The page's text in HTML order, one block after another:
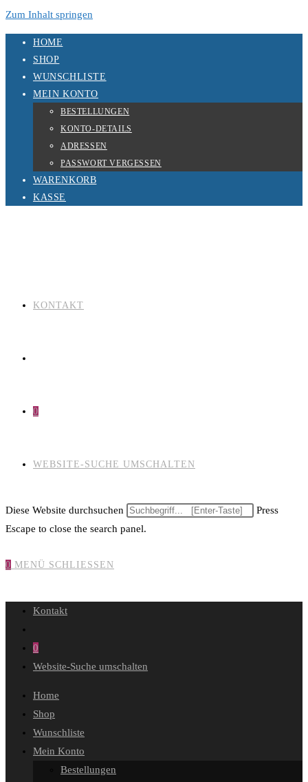
Zum Inhalt springen
HOME
SHOP
WUNSCHLISTE
MEIN KONTO
BESTELLUNGEN
KONTO-DETAILS
ADRESSEN
PASSWORT VERGESSEN
WARENKORB
KASSE
KONTAKT
0
WEBSITE-SUCHE UMSCHALTEN
Diese Website durchsuchen
Press
Escape to close the search panel.
0 MENÜ SCHLIESSEN
Kontakt
0
Website-Suche umschalten
Home
Shop
Wunschliste
Mein Konto
Bestellungen